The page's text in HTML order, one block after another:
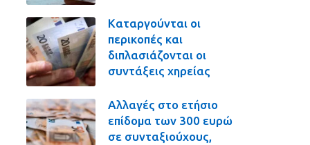
Καταργούνται οι
περικοπές και
διπλασιάζονται οι
συντάξεις χηρείας
Αλλαγές στο ετήσιο
επίδομα των 300 ευρώ
σε συνταξιούχους,